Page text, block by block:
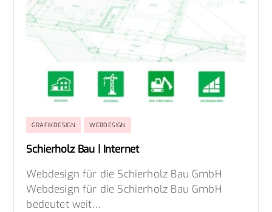
GRAFIKDESIGN WEBDESIGN
Schierholz Bau | Internet
Webdesign für die Schierholz Bau GmbH
Webdesign für die Schierholz Bau GmbH
bedeutet weit…